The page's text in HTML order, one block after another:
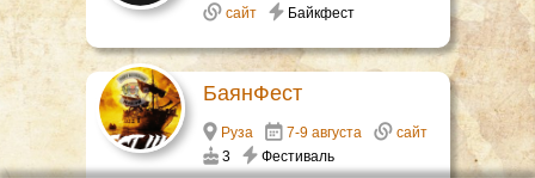
сайт
Байкфест
БаянФест
Руза 7-9 августа
сайт
3
Фестиваль